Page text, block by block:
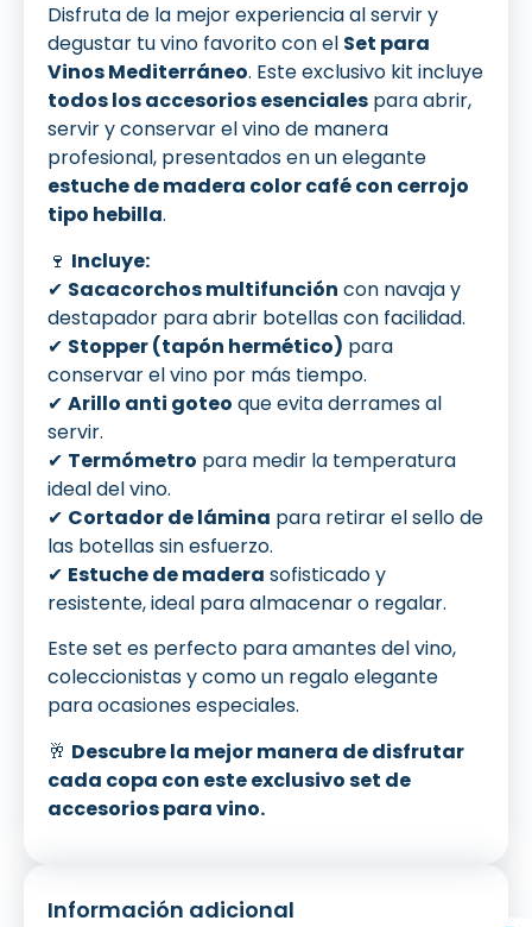
Disfruta de la mejor experiencia al servir y
degustar tu vino favorito con el Set para
Vinos Mediterráneo. Este exclusivo kit incluye
todos los accesorios esenciales para abrir,
servir y conservar el vino de manera
profesional, presentados en un elegante
estuche de madera color café con cerrojo
tipo hebilla.
🍷 Incluye:
✔ Sacacorchos multifunción con navaja y
destapador para abrir botellas con facilidad.
✔ Stopper (tapón hermético) para
conservar el vino por más tiempo.
✔ Arillo anti goteo que evita derrames al
servir.
✔ Termómetro para medir la temperatura
ideal del vino.
✔ Cortador de lámina para retirar el sello de
las botellas sin esfuerzo.
✔ Estuche de madera sofisticado y
resistente, ideal para almacenar o regalar.
Este set es perfecto para amantes del vino,
coleccionistas y como un regalo elegante
para ocasiones especiales.
🥂 Descubre la mejor manera de disfrutar
cada copa con este exclusivo set de
accesorios para vino.
Información adicional